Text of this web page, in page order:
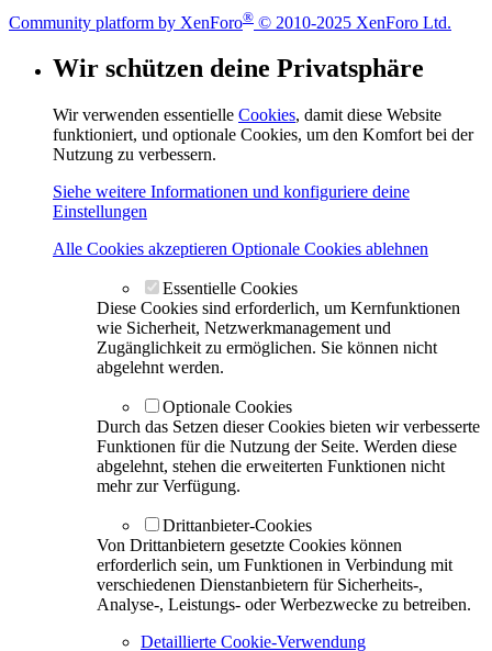
Community platform by XenForo® © 2010-2025 XenForo Ltd.
Wir schützen deine Privatsphäre
Wir verwenden essentielle Cookies, damit diese Website
funktioniert, und optionale Cookies, um den Komfort bei der
Nutzung zu verbessern.
Siehe weitere Informationen und konfiguriere deine
Einstellungen
Alle Cookies akzeptieren Optionale Cookies ablehnen
Essentielle Cookies
Diese Cookies sind erforderlich, um Kernfunktionen
wie Sicherheit, Netzwerkmanagement und
Zugänglichkeit zu ermöglichen. Sie können nicht
abgelehnt werden.
Optionale Cookies
Durch das Setzen dieser Cookies bieten wir verbesserte
Funktionen für die Nutzung der Seite. Werden diese
abgelehnt, stehen die erweiterten Funktionen nicht
mehr zur Verfügung.
Drittanbieter-Cookies
Von Drittanbietern gesetzte Cookies können
erforderlich sein, um Funktionen in Verbindung mit
verschiedenen Dienstanbietern für Sicherheits-,
Analyse-, Leistungs- oder Werbezwecke zu betreiben.
Detaillierte Cookie-Verwendung